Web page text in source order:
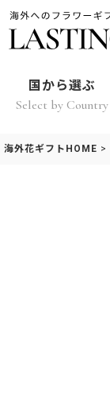
国から選ぶ
Select by Country
海外花ギフトHOME >